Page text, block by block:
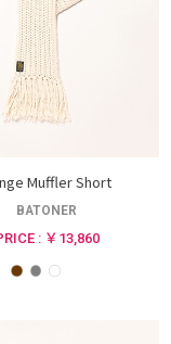
Muffler Short
BATONER
: ￥13,860